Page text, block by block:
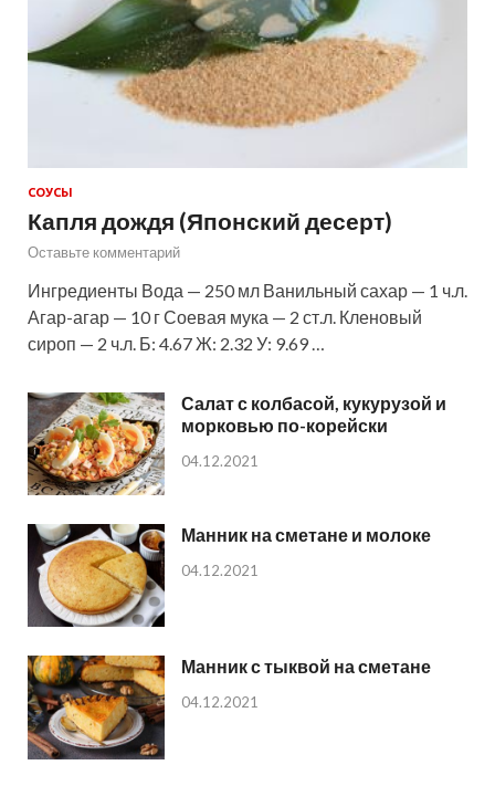
СОУСЫ
Капля дождя (Японский десерт)
Оставьте комментарий
Ингредиенты Вода — 250 мл Ванильный сахар — 1 ч.л.
Агар-агар — 10 г Соевая мука — 2 ст.л. Кленовый
сироп — 2 ч.л. Б: 4.67 Ж: 2.32 У: 9.69 …
Салат с колбасой, кукурузой и
морковью по-корейски
04.12.2021
Манник на сметане и молоке
04.12.2021
Манник с тыквой на сметане
04.12.2021